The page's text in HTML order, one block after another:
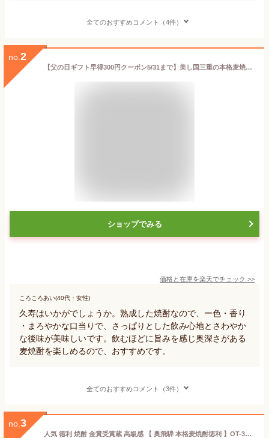
全てのおすすめコメント（4件）
no. 2
【父の日ギフト早得300円クーポン5/31まで】美し国三重の本格麦焼酎 金選久寿（クス）白札 父の日 2026 焼酎ギフト 鈴鹿山系伏流水使用 樫樽長期熟成 720ml 25度 お酒 焼酎 桐木箱入り プレゼント ギフト 義父 麦 焼酎 ギフト 残暑見舞い お歳暮 誕生日 26t
ショップでみる
価格と在庫を楽天でチェック >>
ころころあい(40代・女性)
久寿はいかがでしょうか。熟成した焼酎なので、ー色・香り
・まろやかな口当りで、さっぱりとした飲み心地とさわやか
な後味が美味しいです。飲むほどに旨みを感じ奥深さがある
麦焼酎を楽しめるので、おすすめです。
全てのおすすめコメント（3件）
no. 3
人気 徳利 焼酎 金賞受賞蔵 高級感 【 奥飛騨 本格麦焼酎徳利 】OT-30 900mlお歳暮 お正月 酒 陶器 ギフト あす楽 送料無料 プレゼント 麦焼酎 焼酎 徳利 還暦 退職 のし記名可 甕 蔵元 造り酒屋 岐阜 内祝い